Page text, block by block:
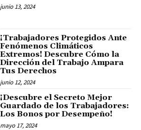
junio 13, 2024
¡Trabajadores Protegidos Ante
Fenómenos Climáticos
Extremos! Descubre Cómo la
Dirección del Trabajo Ampara
Tus Derechos
junio 12, 2024
¡Descubre el Secreto Mejor
Guardado de los Trabajadores:
Los Bonos por Desempeño!
mayo 17, 2024